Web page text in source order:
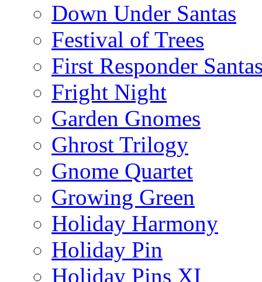
Down Under Santas
Festival of Trees
First Responder
Fright Night
Garden Gnomes
Ghrost Trilogy
Gnome Quartet
Growing Green
Holiday Harmony
Holiday Pin
Holiday Pins XI